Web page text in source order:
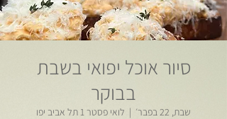
סיור אוכל יפואי בשבת
בבוקר
שבת, 22 בפבר׳
  |
לואי פסטר 1 תל אביב יפו